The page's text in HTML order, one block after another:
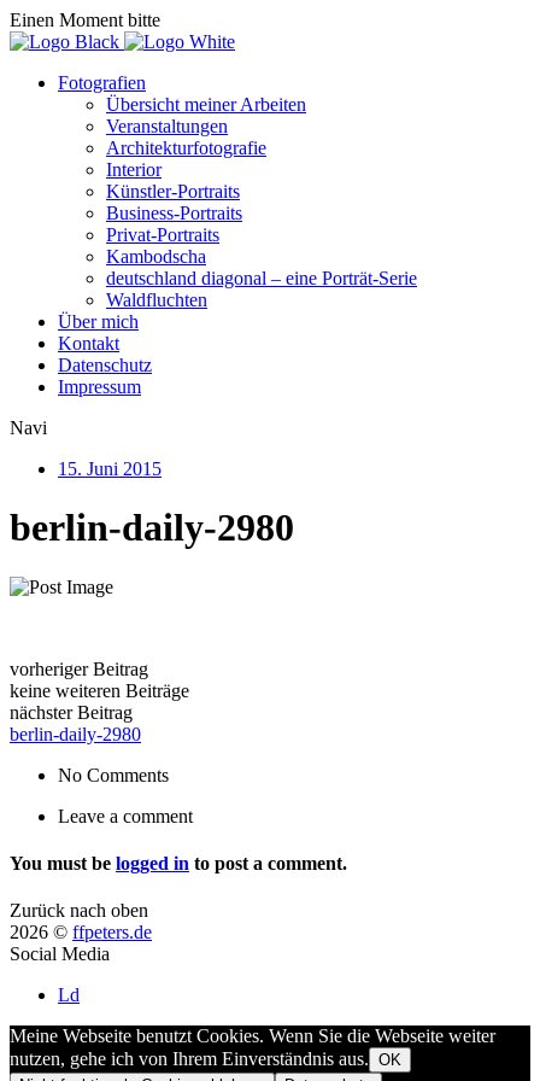
Einen Moment bitte
Fotografien
Übersicht meiner Arbeiten
Veranstaltungen
Architekturfotografie
Interior
Künstler-Portraits
Business-Portraits
Privat-Portraits
Kambodscha
deutschland diagonal – eine Porträt-Serie
Waldfluchten
Über mich
Kontakt
Datenschutz
Impressum
Navi
15. Juni 2015
berlin-daily-2980
vorheriger Beitrag
keine weiteren Beiträge
nächster Beitrag
berlin-daily-2980
No Comments
Leave a comment
You must be logged in to post a comment.
Zurück nach oben
2026 © ffpeters.de
Social Media
Ld
Meine Webseite benutzt Cookies. Wenn Sie die Webseite weiter
nutzen, gehe ich von Ihrem Einverständnis aus. OK